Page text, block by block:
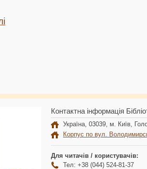
Контактна інформація
Україна, 03039, м. Київ,
Корпус по вул.
Для читачів / користувачів:
Тел: +38 (044) 524-81-37